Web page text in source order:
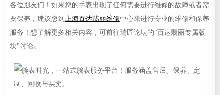
各位朋友们！如果您的手表出现了任何需要进行维修的故障或者需
要保养，建议您到 上海百达翡丽维修中心来进行专业的维修和保养
服务！想了解更多相关内容，可前往瑞匠论坛的"百达翡丽专属版
块"讨论。